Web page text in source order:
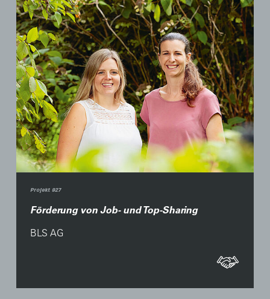
Projekt 927
Förderung von Job- und Top-Sharing
BLS AG